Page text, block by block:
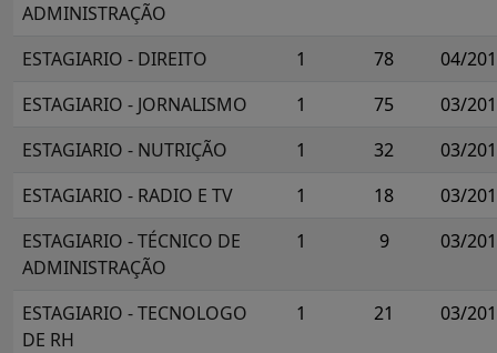
ADMINISTRAÇÃO
ESTAGIARIO - DIREITO 1 78
04/
ESTAGIARIO - JORNALISMO
1 75
03/
ESTAGIARIO - NUTRIÇÃO
1 32
03/
ESTAGIARIO - RADIO E TV
1 18
03/
ESTAGIARIO - TÉCNICO DE
ADMINISTRAÇÃO
1 9 03/
ESTAGIARIO - TECNOLOGO
DE RH
1 21 03/